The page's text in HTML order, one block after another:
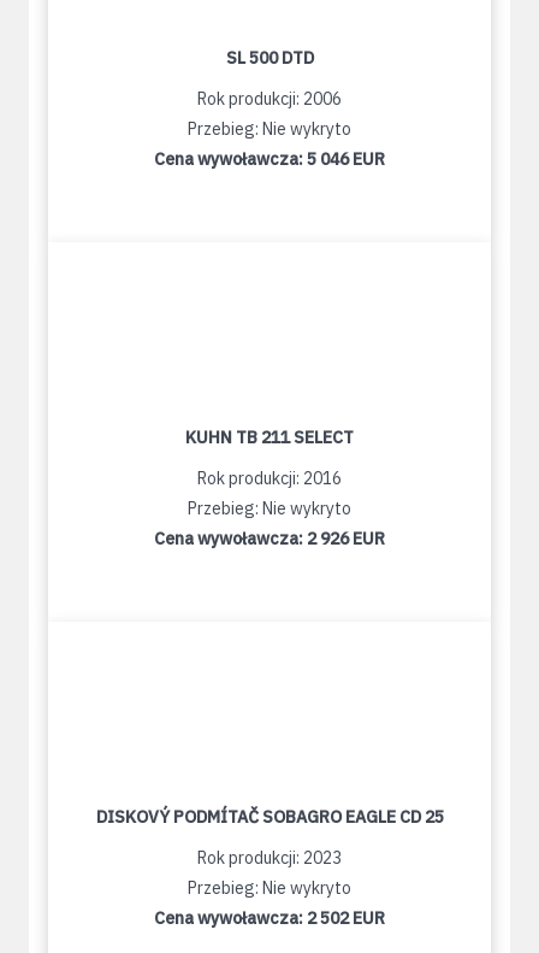
SL 500 DTD
Rok produkcji: 2006
Przebieg: Nie wykryto
Cena wywoławcza:5 046 EUR
KUHN TB 211 SELECT
Rok produkcji: 2016
Przebieg: Nie wykryto
Cena wywoławcza: 2 926 EUR
DISKOVÝ PODMÍTAČ SOBAGRO EAGLE CD 25
Rok produkcji: 2023
Przebieg: Nie wykryto
Cena wywoławcza: 2 502 EUR